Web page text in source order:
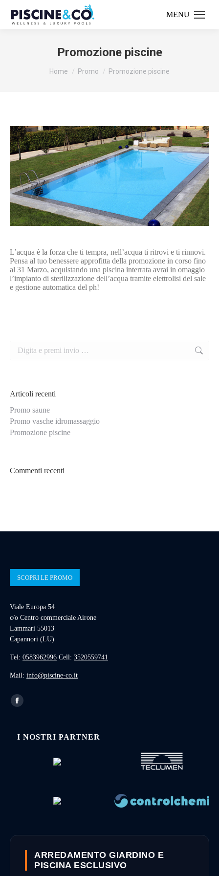
Promozione piscine
Home Promo Promozione piscine
L’acqua è la forza che ti tempra, nell’acqua ti ritrovi e ti rinnovi.
Pensa al tuo benessere approfitta della promozione in corso fino
al 31 Marzo, acquistando una piscina interrata avrai in omaggio
l’impianto di sterilizzazione dell’acqua tramite elettrolisi del sale
e gestione automatica del ph!
Articoli recenti
Promo saune
Promo vasche idromassaggio
Promozione piscine
Commenti recenti
SCOPRI LE PROMO
Viale Europa 54
c/o Centro commerciale Airone
Lammari 55013
Capannori (LU)
Tel: 0583962996 Cell: 3520559741
Mail: info@piscine-co.it
I NOSTRI PARTNER
ARREDAMENTO GIARDINO E
PISCINA ESCLUSIVO